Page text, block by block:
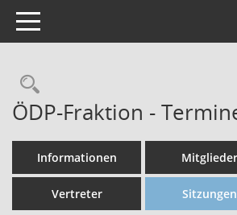
Toggle navigation
ÖDP-Fraktion -
Informationen Mitglieder
Vertreter Sitzungen